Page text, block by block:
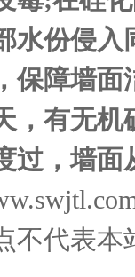
水份侵
保障墙面
，有无
过，墙面
不代表本